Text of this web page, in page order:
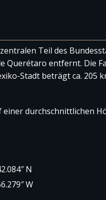
Teil des
Querétaro entfernt. Die
Stadt beträgt ca. 205
durchschnittlichen
N
W